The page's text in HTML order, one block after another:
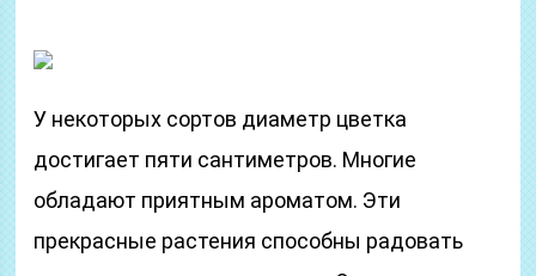
У некоторых сортов диаметр цветка
достигает пяти сантиметров. Многие
обладают приятным ароматом. Эти
прекрасные растения способны радовать